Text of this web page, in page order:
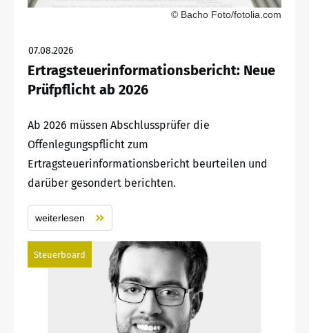
© Bacho Foto/fotolia.com
07.08.2026
Ertragsteuerinformationsbericht: Neue
Prüfpflicht ab 2026
Ab 2026 müssen Abschlussprüfer die
Offenlegungspflicht zum
Ertragsteuerinformationsbericht beurteilen und
darüber gesondert berichten.
weiterlesen
Steuerboard